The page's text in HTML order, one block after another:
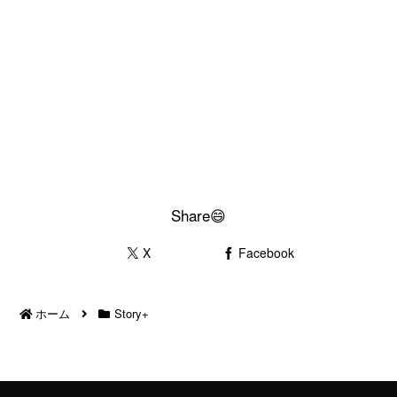
Share😄
X Facebook
ホーム Story+